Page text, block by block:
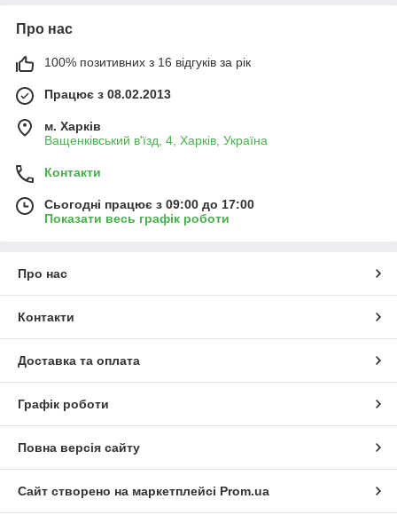
Про нас
100% позитивних з 16 відгуків за рік
Працює з 08.02.2013
м. Харків
Ващенківський в'їзд, 4, Харків, Україна
Контакти
Сьогодні працює з 09:00 до 17:00
Показати весь графік роботи
Про нас
Контакти
Доставка та оплата
Графік роботи
Повна версія сайту
Сайт створено на маркетплейсі Prom.ua